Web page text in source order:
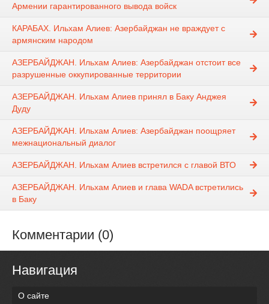
Армении гарантированного вывода войск
КАРАБАХ. Ильхам Алиев: Азербайджан не враждует с
армянским народом
АЗЕРБАЙДЖАН. Ильхам Алиев: Азербайджан отстоит все
разрушенные оккупированные территории
АЗЕРБАЙДЖАН. Ильхам Алиев принял в Баку Анджея
Дуду
АЗЕРБАЙДЖАН. Ильхам Алиев: Азербайджан поощряет
межнациональный диалог
АЗЕРБАЙДЖАН. Ильхам Алиев встретился с главой ВТО
АЗЕРБАЙДЖАН. Ильхам Алиев и глава WADA встретились
в Баку
Комментарии (0)
Навигация
О сайте